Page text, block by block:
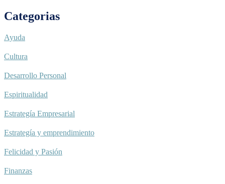
Categorias
Ayuda
Cultura
Desarrollo Personal
Espiritualidad
Estrategía Empresarial
Estrategía y emprendimiento
Felicidad y Pasión
Finanzas